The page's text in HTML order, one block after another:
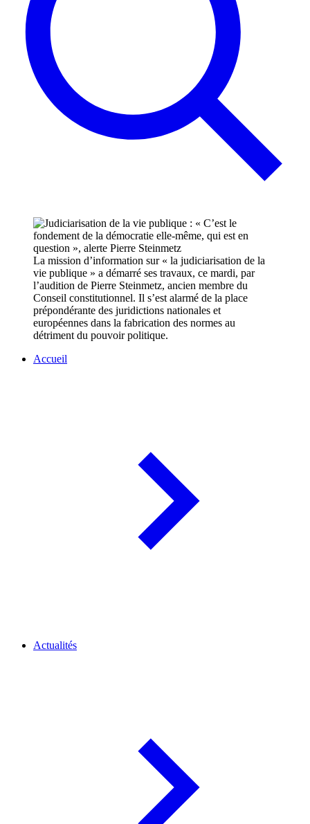
La mission d’information sur « la judiciarisation de la
vie publique » a démarré ses travaux, ce mardi, par
l’audition de Pierre Steinmetz, ancien membre du
Conseil constitutionnel. Il s’est alarmé de la place
prépondérante des juridictions nationales et
européennes dans la fabrication des normes au
détriment du pouvoir politique.
Accueil
Actualités